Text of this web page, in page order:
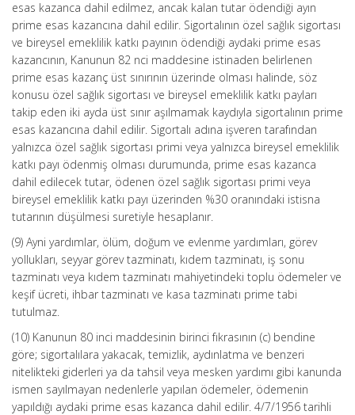
esas kazanca dahil edilmez, ancak kalan tutar ödendiği ayın
prime esas kazancına dahil edilir. Sigortalının özel sağlık sigortası
ve bireysel emeklilik katkı payının ödendiği aydaki prime esas
kazancının, Kanunun 82 nci maddesine istinaden belirlenen
prime esas kazanç üst sınırının üzerinde olması halinde, söz
konusu özel sağlık sigortası ve bireysel emeklilik katkı payları
takip eden iki ayda üst sınır aşılmamak kaydıyla sigortalının prime
esas kazancına dahil edilir. Sigortalı adına işveren tarafından
yalnızca özel sağlık sigortası primi veya yalnızca bireysel emeklilik
katkı payı ödenmiş olması durumunda, prime esas kazanca
dahil edilecek tutar, ödenen özel sağlık sigortası primi veya
bireysel emeklilik katkı payı üzerinden %30 oranındaki istisna
tutarının düşülmesi suretiyle hesaplanır.
(9) Ayni yardımlar, ölüm, doğum ve evlenme yardımları, görev
yollukları, seyyar görev tazminatı, kıdem tazminatı, iş sonu
tazminatı veya kıdem tazminatı mahiyetindeki toplu ödemeler ve
keşif ücreti, ihbar tazminatı ve kasa tazminatı prime tabi
tutulmaz.
(10) Kanunun 80 inci maddesinin birinci fıkrasının (c) bendine
göre; sigortalılara yakacak, temizlik, aydınlatma ve benzeri
nitelikteki giderleri ya da tahsil veya mesken yardımı gibi kanunda
ismen sayılmayan nedenlerle yapılan ödemeler, ödemenin
yapıldığı aydaki prime esas kazanca dahil edilir. 4/7/1956 tarihli